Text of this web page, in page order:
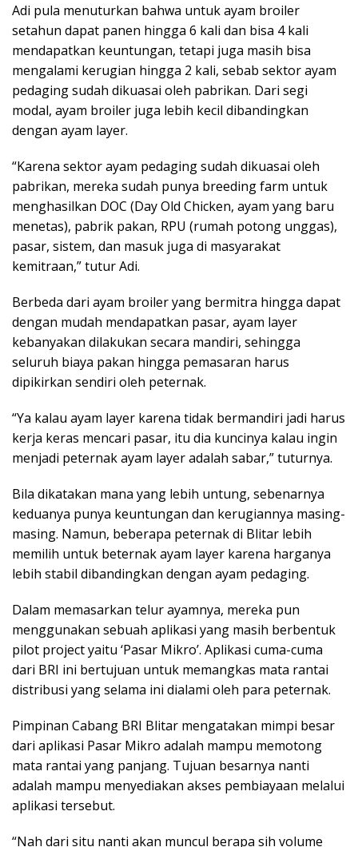
Adi pula menuturkan bahwa untuk ayam broiler
setahun dapat panen hingga 6 kali dan bisa 4 kali
mendapatkan keuntungan, tetapi juga masih bisa
mengalami kerugian hingga 2 kali, sebab sektor ayam
pedaging sudah dikuasai oleh pabrikan. Dari segi
modal, ayam broiler juga lebih kecil dibandingkan
dengan ayam layer.
“Karena sektor ayam pedaging sudah dikuasai oleh
pabrikan, mereka sudah punya breeding farm untuk
menghasilkan DOC (Day Old Chicken, ayam yang baru
menetas), pabrik pakan, RPU (rumah potong unggas),
pasar, sistem, dan masuk juga di masyarakat
kemitraan,” tutur Adi.
Berbeda dari ayam broiler yang bermitra hingga dapat
dengan mudah mendapatkan pasar, ayam layer
kebanyakan dilakukan secara mandiri, sehingga
seluruh biaya pakan hingga pemasaran harus
dipikirkan sendiri oleh peternak.
“Ya kalau ayam layer karena tidak bermandiri jadi harus
kerja keras mencari pasar, itu dia kuncinya kalau ingin
menjadi peternak ayam layer adalah sabar,” tuturnya.
Bila dikatakan mana yang lebih untung, sebenarnya
keduanya punya keuntungan dan kerugiannya masing-
masing. Namun, beberapa peternak di Blitar lebih
memilih untuk beternak ayam layer karena harganya
lebih stabil dibandingkan dengan ayam pedaging.
Dalam memasarkan telur ayamnya, mereka pun
menggunakan sebuah aplikasi yang masih berbentuk
pilot project yaitu ‘Pasar Mikro’. Aplikasi cuma-cuma
dari BRI ini bertujuan untuk memangkas mata rantai
distribusi yang selama ini dialami oleh para peternak.
Pimpinan Cabang BRI Blitar mengatakan mimpi besar
dari aplikasi Pasar Mikro adalah mampu memotong
mata rantai yang panjang. Tujuan besarnya nanti
adalah mampu menyediakan akses pembiayaan melalui
aplikasi tersebut.
“Nah dari situ nanti akan muncul berapa sih volume